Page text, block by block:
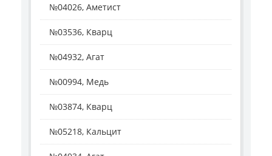
№04026, Аметист
№03536, Кварц
№04932, Агат
№00994, Медь
№03874, Кварц
№05218, Кальцит